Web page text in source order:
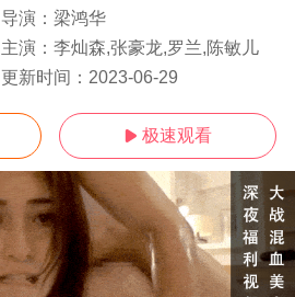
导演： 梁鸿华
主演： 李灿森,张豪龙,罗兰,陈敏儿
更新时间： 2023-06-29
 极速观看